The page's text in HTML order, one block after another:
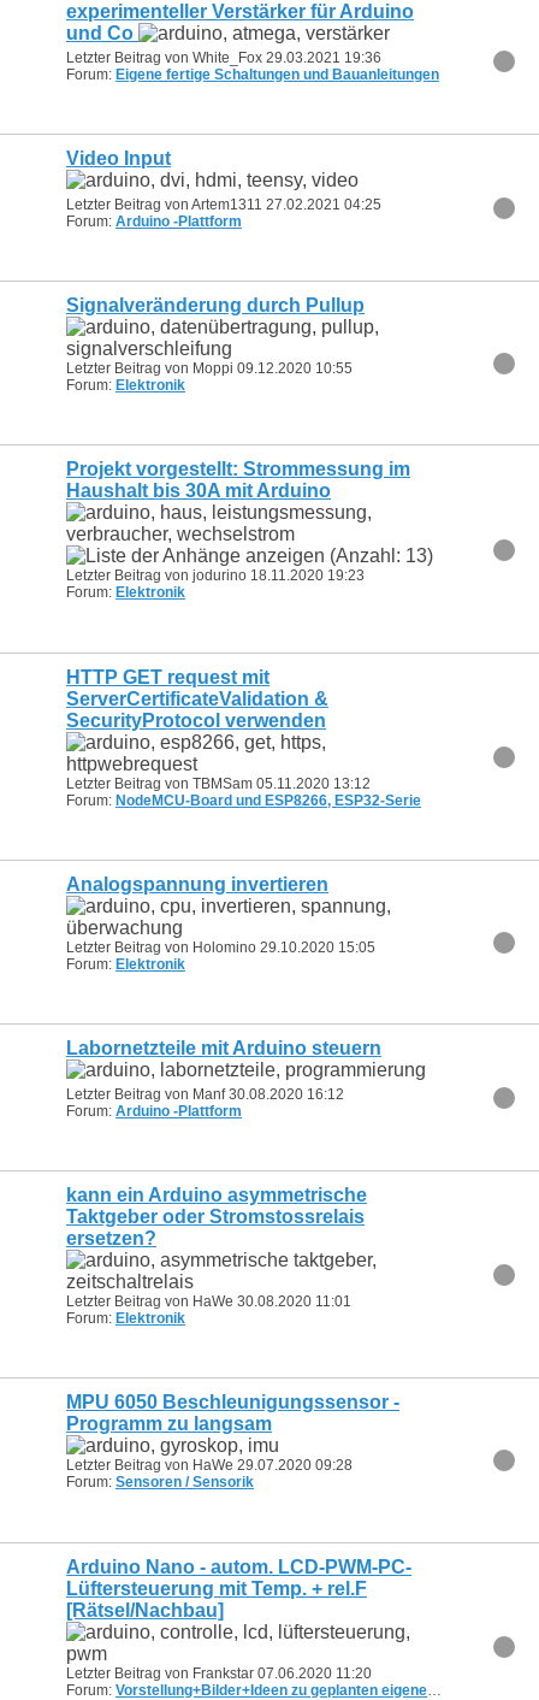
experimenteller Verstärker für Arduino
und Co
Letzter Beitrag von White_Fox 29.03.2021 19:36
Forum: Eigene fertige Schaltungen und Bauanleitungen
Video Input
Letzter Beitrag von Artem1311 27.02.2021 04:25
Forum: Arduino -Plattform
Signalveränderung durch Pullup
Letzter Beitrag von Moppi 09.12.2020 10:55
Forum: Elektronik
Projekt vorgestellt: Strommessung im
Haushalt bis 30A mit Arduino
Letzter Beitrag von jodurino 18.11.2020 19:23
Forum: Elektronik
HTTP GET request mit
ServerCertificateValidation &
SecurityProtocol verwenden
Letzter Beitrag von TBMSam 05.11.2020 13:12
Forum: NodeMCU-Board und ESP8266, ESP32-Serie
Analogspannung invertieren
Letzter Beitrag von Holomino 29.10.2020 15:05
Forum: Elektronik
Labornetzteile mit Arduino steuern
Letzter Beitrag von Manf 30.08.2020 16:12
Forum: Arduino -Plattform
kann ein Arduino asymmetrische
Taktgeber oder Stromstossrelais
ersetzen?
Letzter Beitrag von HaWe 30.08.2020 11:01
Forum: Elektronik
MPU 6050 Beschleunigungssensor -
Programm zu langsam
Letzter Beitrag von HaWe 29.07.2020 09:28
Forum: Sensoren / Sensorik
Arduino Nano - autom. LCD-PWM-PC-
Lüftersteuerung mit Temp. + rel.F
[Rätsel/Nachbau]
Letzter Beitrag von Frankstar 07.06.2020 11:20
Forum: Vorstellung+Bilder+Ideen zu geplanten eigenen Projekten/Bots